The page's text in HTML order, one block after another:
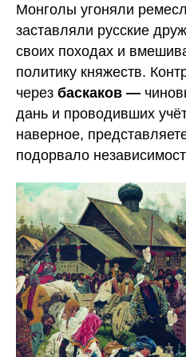
Монголы угоняли
заставляли русские
своих походах и
политику княжеств.
через баскаков —
дань и проводивших
наверное,
подорвало
История
История
Литература
Русский язык
Биология
Химия
Математика
Русский
Физика
Информатика
Английский язык
Банк
Контакты
Блог
Поиск
ОГЭ
ЕГЭ